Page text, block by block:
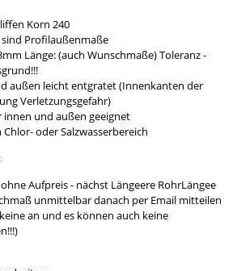
Korn 240
Profilaußenmaße
Länge: (auch Wunschmaße) Toleranz -
außen leicht entgratet (Innenkanten der
Verletzungsgefahr)
innen und außen geeignet
oder Salzwasserbereich
Aufpreis - nächst Längeere RohrLängee
unmittelbar danach per Email mitteilen
an und es können auch keine